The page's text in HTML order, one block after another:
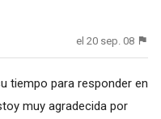
el 20 sep. 08
tiempo para responder en
muy agradecida por